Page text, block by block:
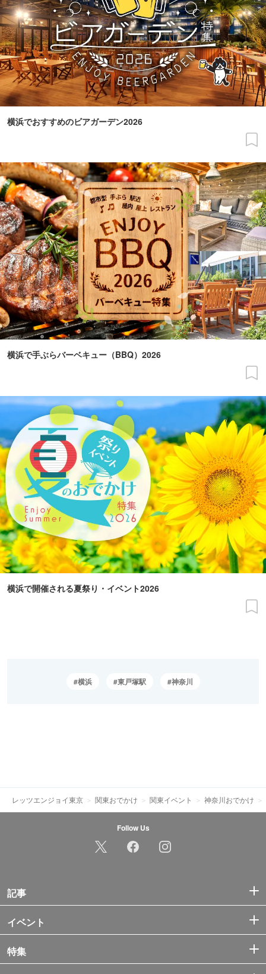
横浜でおすすめのビアガーデン2026
横浜で手ぶらバーベキュー（BBQ）2026
横浜で開催される夏祭り・イベント2026
横浜 東戸塚駅 神奈川
レッツエンジョイ東京 関東おでかけ 関東イベント 神奈川おでかけ
Follow Us
記事
イベント
特集